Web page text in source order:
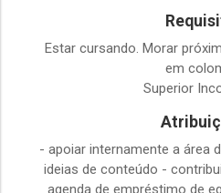
Estar cursando. Morar
em
Superior
- apoiar internamente a área
ideias de conteúdo -
agenda de empréstimo de